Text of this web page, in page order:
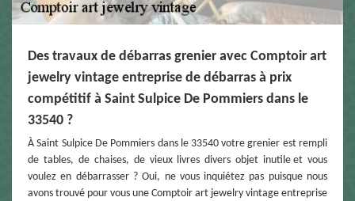
Des travaux de débarras grenier avec Comptoir art
jewelry vintage entreprise de débarras à prix
compétitif à Saint Sulpice De Pommiers dans le
33540 ?
À Saint Sulpice De Pommiers dans le 33540 votre grenier est rempli
de tables, de chaises, de vieux livres divers objet inutile et vous
voulez en débarrasser ? Oui, ne vous inquiétez pas puisque nous
avons trouvé pour vous une Comptoir art jewelry vintage entreprise